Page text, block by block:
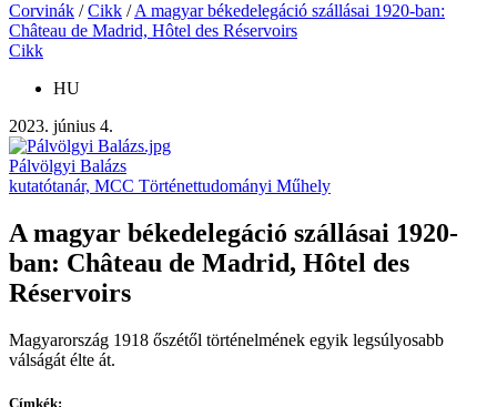
Corvinák /Cikk /A magyar békedelegáció szállásai 1920-ban:
Château de Madrid, Hôtel des Réservoirs
Cikk
HU
2023. június 4.
Pálvölgyi Balázs
kutatótanár, MCC Történettudományi Műhely
A magyar békedelegáció szállásai 1920-
ban: Château de Madrid, Hôtel des
Réservoirs
Magyarország 1918 őszétől történelmének egyik legsúlyosabb
válságát élte át.
Címkék: